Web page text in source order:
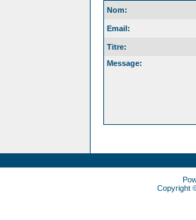
Nom:
Email:
Titre:
Message:
Copyright